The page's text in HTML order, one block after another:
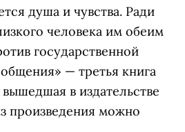
душа и чувства. Ради
человека им обеим
государственной
— третья книга
в издательстве
произведения можно